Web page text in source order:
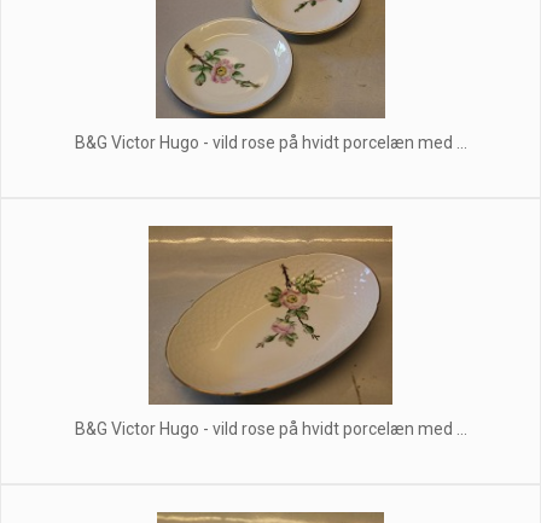
B&G Victor Hugo - vild rose på hvidt porcelæn med ...
B&G Victor Hugo - vild rose på hvidt porcelæn med ...